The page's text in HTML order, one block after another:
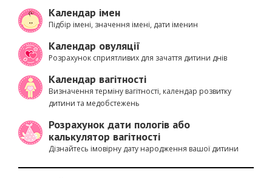
Календар імен
Підбір імені, значення імені, дати іменин
Календар овуляції
Розрахунок сприятливих для зачаття дитини днів
Календар вагітності
Визначення терміну вагітності, календар розвитку
дитини та медобстежень
Розрахунок дати пологів або
калькулятор вагітності
Дізнайтесь імовірну дату народження вашої дитини